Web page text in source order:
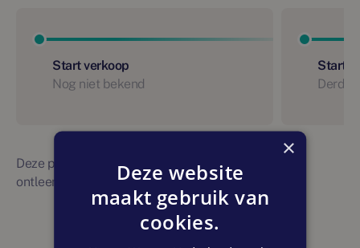
Start verkoop
Nog niet bekend
Start
Derde
Deze planning is indicatief. Er kunnen geen rechten
ontleend worden aan bovenstaande planning
×
Deze website
maakt gebruik van
cookies.